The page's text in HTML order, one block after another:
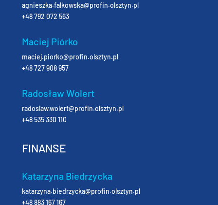
agnieszka.falkowska@profin.olsztyn.pl
+48 792 072 563
Maciej Piórko
maciej.piorko@profin.olsztyn.pl
+48 727 908 957
Radosław Wolert
radoslaw.wolert@profin.olsztyn.pl
+48 535 330 110
FINANSE
Katarzyna Biedrzycka
katarzyna.biedrzycka@profin.olsztyn.pl
+48 883 167 167